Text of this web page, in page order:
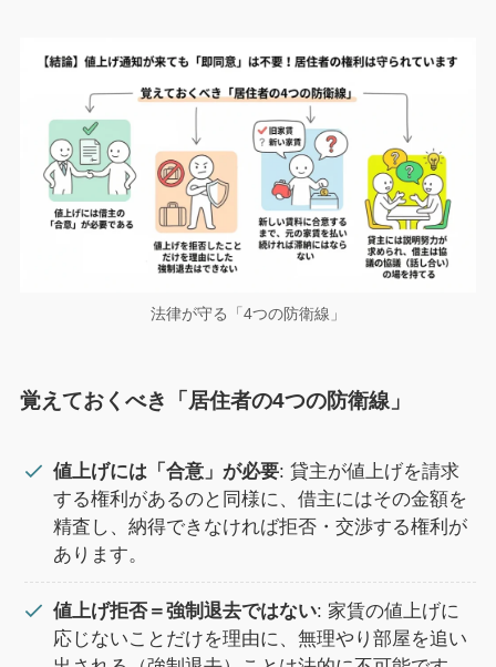
法律が守る「4つの防衛線」
覚えておくべき「居住者の4つの防衛線」
値上げには「合意」が必要: 貸主が値上げを請求
する権利があるのと同様に、借主にはその金額を
精査し、納得できなければ拒否・交渉する権利が
あります。
値上げ拒否＝強制退去ではない: 家賃の値上げに
応じないことだけを理由に、無理やり部屋を追い